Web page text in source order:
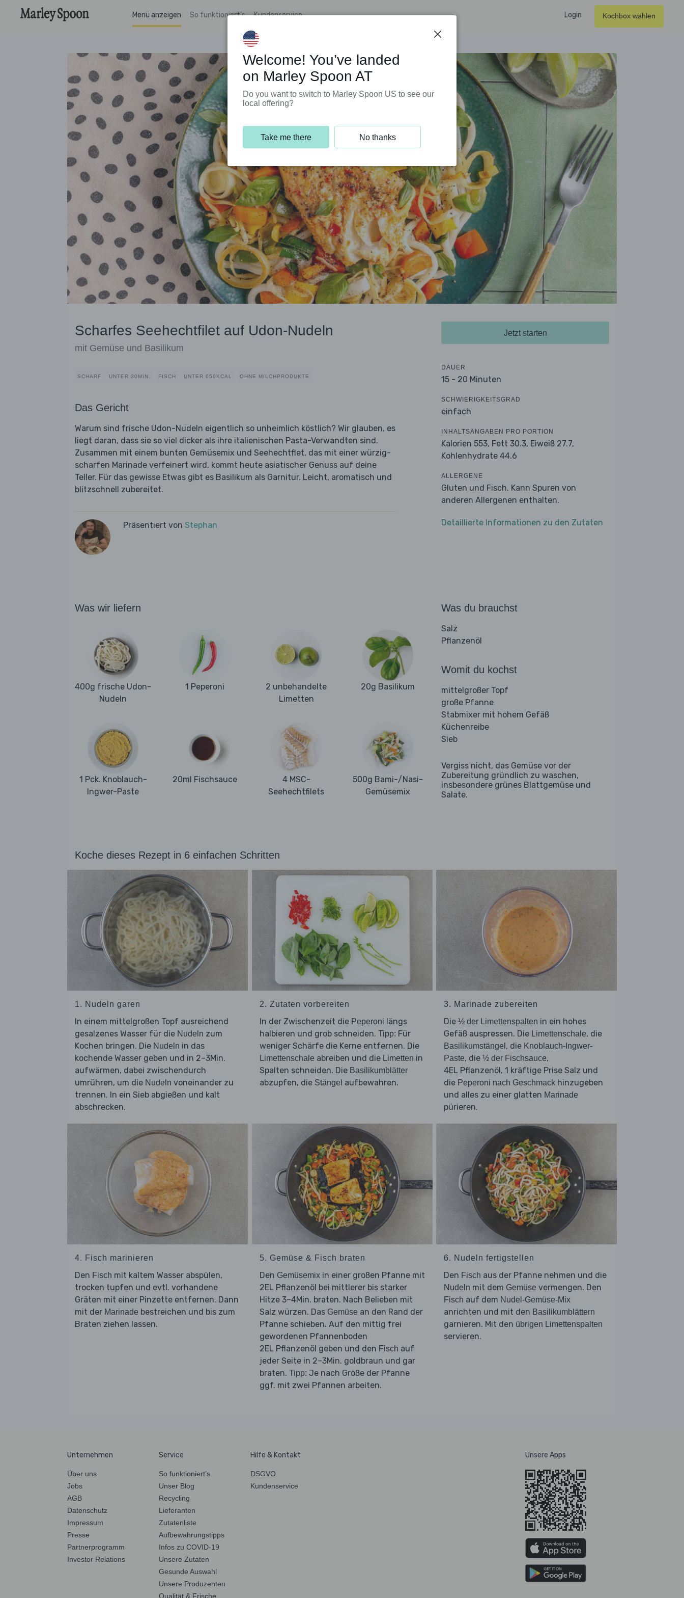
Menü anzeigen So funktioniert’s Kundenservice Login Kochbox wählen
Scharfes Seehechtfilet auf Udon-Nudeln
mit Gemüse und Basilikum
SCHARF UNTER 30MIN. FISCH UNTER 650KCAL OHNE MILCHPRODUKTE
Das Gericht
Warum sind frische Udon-Nudeln eigentlich so unheimlich köstlich? Wir glauben, es
liegt daran, dass sie so viel dicker als ihre italienischen Pasta-Verwandten sind.
Zusammen mit einem bunten Gemüsemix und Seehechtflet, das mit einer würzig-
scharfen Marinade verfeinert wird, kommt heute asiatischer Genuss auf deine
Teller. Für das gewisse Etwas gibt es Basilikum als Garnitur. Leicht, aromatisch und
blitzschnell zubereitet.
Präsentiert von Stephan
Jetzt starten
DAUER
15 - 20 Minuten
SCHWIERIGKEITSGRAD
einfach
INHALTSANGABEN PRO PORTION
Kalorien 553, Fett 30.3, Eiweiß 27.7,
Kohlenhydrate 44.6
ALLERGENE
Gluten und Fisch. Kann Spuren von
anderen Allergenen enthalten.
Detaillierte Informationen zu den Zutaten
Was wir liefern
400g frische Udon-
Nudeln
1 Peperoni
2 unbehandelte
Limetten
20g Basilikum
1 Pck. Knoblauch-
Ingwer-Paste
20ml Fischsauce
4 MSC-
Seehechtfilets
500g Bami-/Nasi-
Gemüsemix
Was du brauchst
Salz
Pflanzenöl
Womit du kochst
mittelgroßer Topf
große Pfanne
Stabmixer mit hohem Gefäß
Küchenreibe
Sieb
Vergiss nicht, das Gemüse vor der
Zubereitung gründlich zu waschen,
insbesondere grünes Blattgemüse und
Salate.
Koche dieses Rezept in 6 einfachen Schritten
1. Nudeln garen
In einem mittelgroßen Topf ausreichend
gesalzenes Wasser für die Nudeln zum
Kochen bringen. Die Nudeln in das
kochende Wasser geben und in 2–3Min.
aufwärmen, dabei zwischendurch
umrühren, um die Nudeln voneinander zu
trennen. In ein Sieb abgießen und kalt
abschrecken.
2. Zutaten vorbereiten
In der Zwischenzeit die Peperoni längs
halbieren und grob schneiden. Tipp: Für
weniger Schärfe die Kerne entfernen. Die
Limettenschale abreiben und die Limetten in
Spalten schneiden. Die Basilikumblätter
abzupfen, die Stängel aufbewahren.
3. Marinade zubereiten
Die ½ der Limettenspalten in ein hohes
Gefäß auspressen. Die Limettenschale, die
Basilikumstängel , die Knoblauch-Ingwer-
Paste, die ½ der Fischsauce,
4EL Pflanzenöl, 1 kräftige Prise Salz und
die Peperoni nach Geschmack hinzugeben
und alles zu einer glatten Marinade
pürieren.
4. Fisch marinieren
Den Fisch mit kaltem Wasser abspülen,
trocken tupfen und evtl. vorhandene
Gräten mit einer Pinzette entfernen. Dann
mit der Marinade bestreichen und bis zum
Braten ziehen lassen.
5. Gemüse & Fisch braten
Den Gemüsemixin einer großen Pfanne mit
2EL Pflanzenöl bei mittlerer bis starker
Hitze 3–4Min. braten. Nach Belieben mit
Salz würzen. Das Gemüse an den Rand der
Pfanne schieben. Auf den mittig frei
gewordenen Pfannenboden
2EL Pflanzenöl geben und den Fisch auf
jeder Seite in 2–3Min. goldbraun und gar
braten. Tipp: Je nach Größe der Pfanne
ggf. mit zwei Pfannen arbeiten.
6. Nudeln fertigstellen
Den Fisch aus der Pfanne nehmen und die
Nudeln mit dem Gemüse vermengen. Den
Fisch auf dem Nudel-Gemüse-Mix
anrichten und mit den Basilikumblättern
garnieren. Mit den übrigen Limettenspalten
servieren.
Unternehmen
Über uns
Jobs
AGB
Datenschutz
Impressum
Presse
Partnerprogramm
Investor Relations
Service
So funktioniert’s
Unser Blog
Recycling
Lieferanten
Zutatenliste
Aufbewahrungstipps
Infos zu COVID-19
Unsere Zutaten
Gesunde Auswahl
Unsere Produzenten
Qualität & Frische
Hilfe & Kontakt
DSGVO
Kundenservice
Unsere Apps
Welcome! You’ve landed
on Marley Spoon AT
Do you want to switch to Marley Spoon US to see our
local offering?
Take me there No thanks